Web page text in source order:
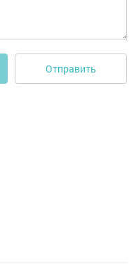
Отправить